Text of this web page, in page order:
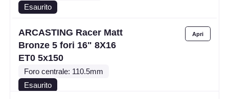
Esaurito
ARCASTING Racer Matt
Bronze 5 fori 16" 8X16
ET0 5x150
Foro centrale: 110.5mm
Esaurito